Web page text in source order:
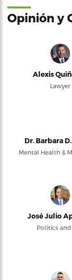
Opinión y
Alexis
Lawyer
Dr. Barbara
Mental Health &
José Julio
Politics